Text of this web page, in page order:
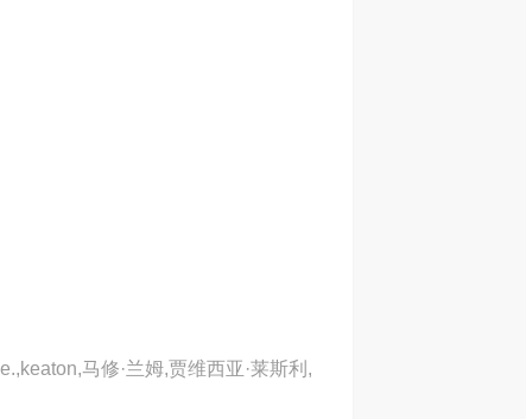
马修·兰姆,贾维西亚·莱斯利,